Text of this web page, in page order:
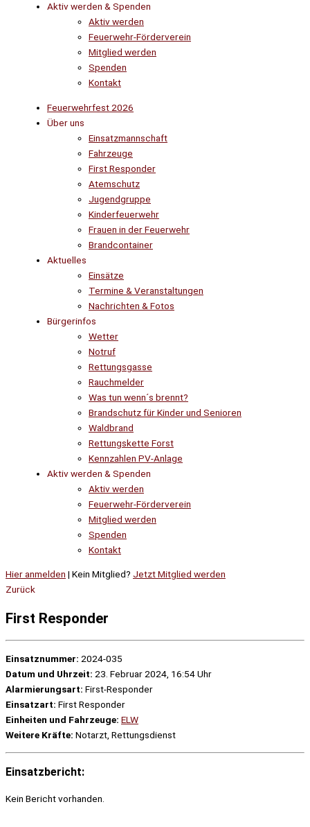
Aktiv werden & Spenden
Aktiv werden
Feuerwehr-Förderverein
Mitglied werden
Spenden
Kontakt
Feuerwehrfest 2026
Über uns
Einsatzmannschaft
Fahrzeuge
First Responder
Atemschutz
Jugendgruppe
Kinderfeuerwehr
Frauen in der Feuerwehr
Brandcontainer
Aktuelles
Einsätze
Termine & Veranstaltungen
Nachrichten & Fotos
Bürgerinfos
Wetter
Notruf
Rettungsgasse
Rauchmelder
Was tun wenn´s brennt?
Brandschutz für Kinder und Senioren
Waldbrand
Rettungskette Forst
Kennzahlen PV-Anlage
Aktiv werden & Spenden
Aktiv werden
Feuerwehr-Förderverein
Mitglied werden
Spenden
Kontakt
Hier anmelden | Kein Mitglied? Jetzt Mitglied werden
Zurück
First Responder
Einsatznummer: 2024-035
Datum und Uhrzeit: 23. Februar 2024, 16:54 Uhr
Alarmierungsart: First-Responder
Einsatzart: First Responder
Einheiten und Fahrzeuge: ELW
Weitere Kräfte: Notarzt, Rettungsdienst
Einsatzbericht:
Kein Bericht vorhanden.